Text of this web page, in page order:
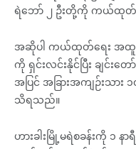
ရဲဘော် ၂ ဦးတို့ကို ကယ်
အဆိုပါ ကယ်ထုတ်ရေး အထူး
ကို ရှင်းလင်းနိုင်ပြီး ချင်းတ
အပြင် အခြားအကျဉ်း
သိရသည်။
ဟားခါးမြို့မရဲစခန်းကို ၁ န